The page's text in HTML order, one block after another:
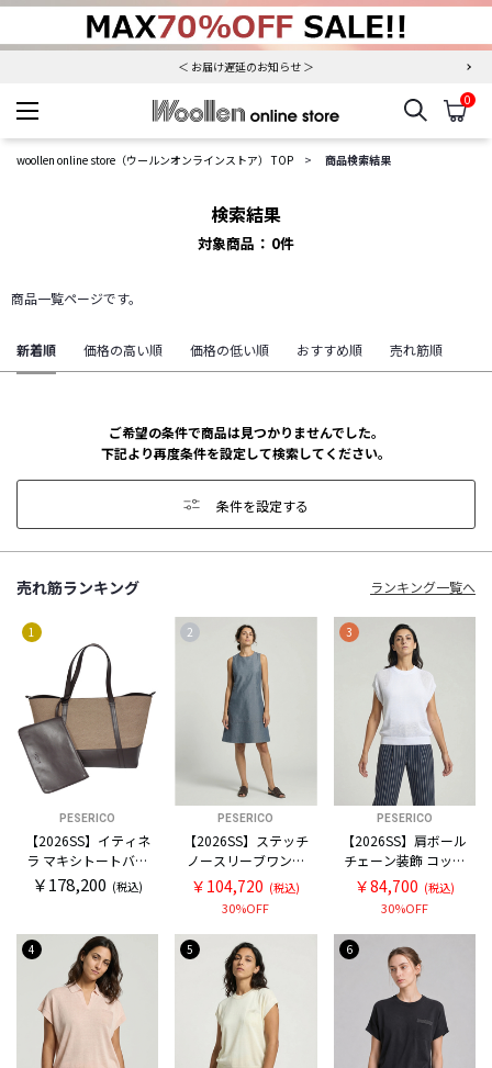
夏季休業について（出荷、お問い合わせ窓口）
＜ お届け遅延のお知らせ ＞
woollen online store
検索 カ
0
woollen online store（ウールンオンラインストア） TOP 商品検索結果
検索結果
対象商品 0件
商品一覧ページです。
新着順 価格の高い順 価格の低い順 おすすめ順 売れ筋順
ご希望の条件で商品は見つかりませんでした。
下記より再度条件を設定して検索してください。
条件を設定する
売れ筋ランキング ランキング一覧へ
1
PESERICO
【2026SS】イティネ
ラ マキシトートバッ
グ
￥178,200 (税込)
2
PESERICO
【2026SS】ステッチ
ノースリーブワンピ
ース
￥104,720 (税込)
30%OFF
3
PESERICO
【2026SS】肩ボール
チェーン装飾 コット
ン フレンチスリーブ
ニット
￥84,700 (税込)
30%OFF
4 5 6